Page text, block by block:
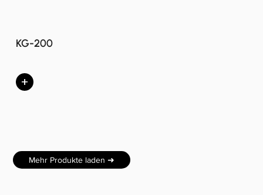
KG-200
+
Mehr Produkte laden ➜